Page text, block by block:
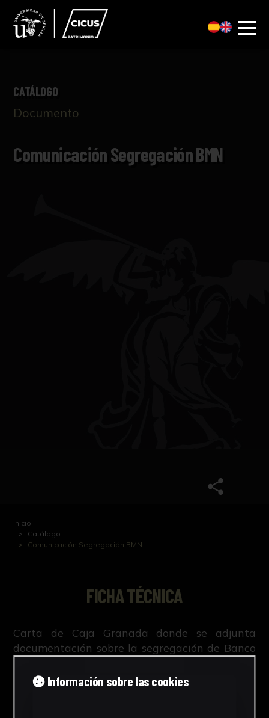
CATÁLOGO
Documento
Comunicación Segregación BMN
Inicio
Catálogo
Comunicación Segregación BMN
FICHA TÉCNICA
Carta de Caja Granada donde se adjunta
documentación sobre la segregación de Banco
la absorción de Bankia
Información sobre las cookies